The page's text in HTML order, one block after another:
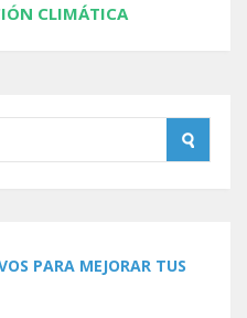
CLIMÁTICA
PARA MEJORAR TUS